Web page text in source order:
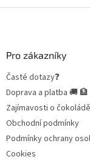
Pro zákazníky
Časté dotazy❓
Doprava a platba 🚚 🏦
Zajímavosti o
Obchodní podmínky
Podmínky ochrany
Cookies